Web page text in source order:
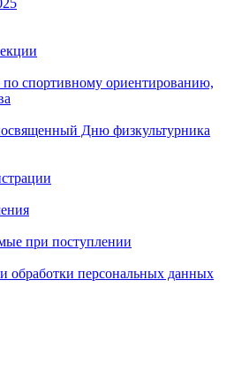
спортивному ориентированию,
Дню физкультурника
при поступлении
обработки персональных данных